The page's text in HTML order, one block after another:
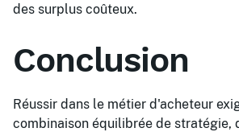
des surplus coûteux.
Conclusion
Réussir dans le métier d'acheteur
combinaison équilibrée de stratégie,